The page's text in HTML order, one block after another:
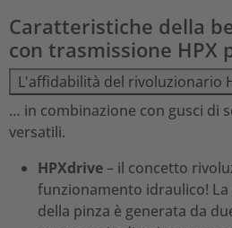
Caratteristiche della
con trasmissione HPX
L'affidabilità del rivoluzionario
… in combinazione con gusci di
versatili.
HPXdrive– il concetto
funzionamento idraulico!
della pinza è generata da